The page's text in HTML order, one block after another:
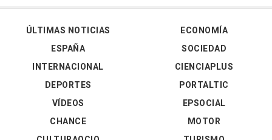
ÚLTIMAS NOTICIAS
ESPAÑA
INTERNACIONAL
DEPORTES
VÍDEOS
ECONOMÍA
SOCIEDAD
CIENCIAPLUS
PORTALTIC
EPSOCIAL
CHANCE
MOTOR